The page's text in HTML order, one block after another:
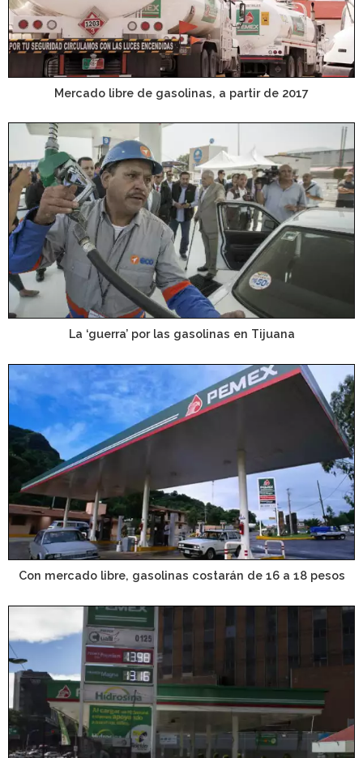
Mercado libre de gasolinas, a partir de 2017
La ‘guerra’ por las gasolinas en Tijuana
Con mercado libre, gasolinas costarán de 16 a 18 pesos